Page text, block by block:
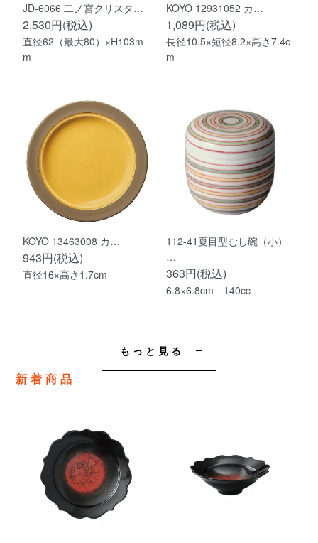
JD-6066 二ノ宮クリスタ…
2,530円(税込)
直径62（最大80）×H103m
m
KOYO 12931052 カ…
1,089円(税込)
長径10.5×短径8.2×高さ7.4c
m
KOYO 13463008 カ…
943円(税込)
直径16×高さ1.7cm
112-41夏目型むし碗（小）
…
363円(税込)
6.8×6.8cm 140cc
もっと見る
新着商品